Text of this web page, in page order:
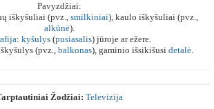
Pavyzdžiai:
iškyšuliai (pvz., smilkiniai), kaulo iškyšuliai (pvz.,
alkūnė).
: kyšulys(pusiasalis) jūroje ar ežere.
(pvz., balkonas), gaminio išsikišusi detalė.
Žodžiai: Televizija